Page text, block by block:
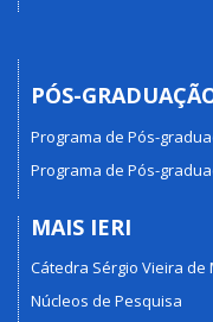
PÓS-
Programa de Pós-
Programa de Pós-
MAIS IERI
Cátedra Sérgio Vieira de
Núcleos de Pesquisa